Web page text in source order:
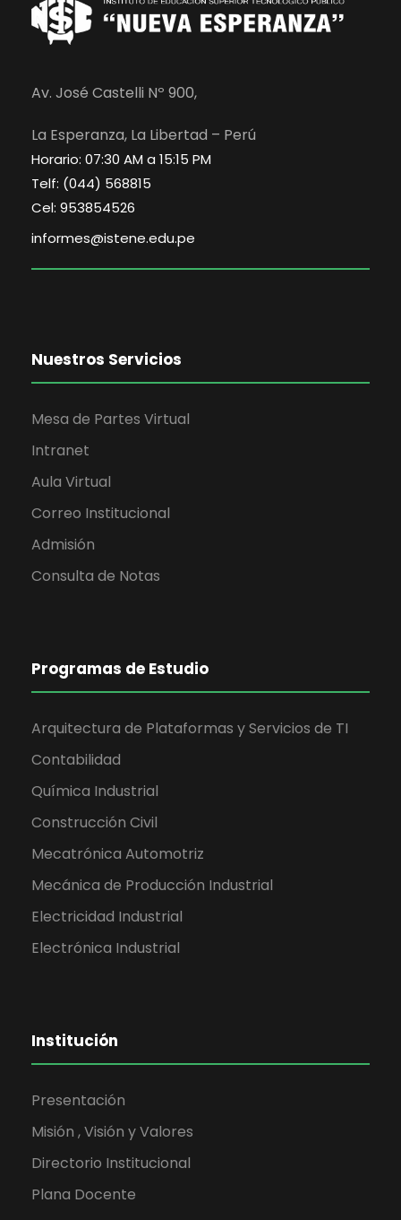
Av. José Castelli Nº 900,
La Esperanza, La Libertad – Perú
Horario: 07:30 AM a 15:15 PM
Telf: (044) 568815
Cel: 953854526
informes@istene.edu.pe
Nuestros Servicios
Mesa de Partes Virtual
Intranet
Aula Virtual
Correo Institucional
Admisión
Consulta de Notas
Programas de Estudio
Arquitectura de Plataformas y Servicios de TI
Contabilidad
Química Industrial
Construcción Civil
Mecatrónica Automotriz
Mecánica de Producción Industrial
Electricidad Industrial
Electrónica Industrial
Institución
Presentación
Misión , Visión y Valores
Directorio Institucional
Plana Docente